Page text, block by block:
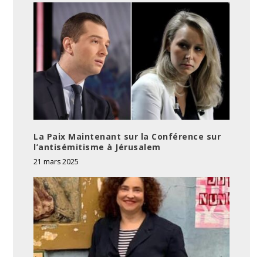
La Paix Maintenant sur la Conférence sur
l’antisémitisme à Jérusalem
21 mars 2025